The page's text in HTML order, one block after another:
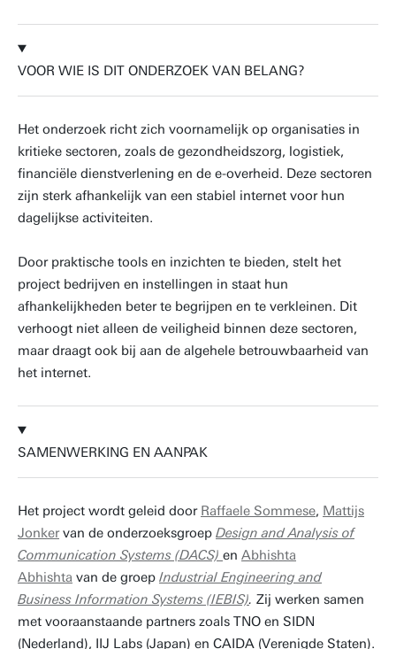
VOOR WIE IS DIT ONDERZOEK VAN BELANG?
Het onderzoek richt zich voornamelijk op organisaties in
kritieke sectoren, zoals de gezondheidszorg, logistiek,
financiële dienstverlening en de e-overheid. Deze sectoren
zijn sterk afhankelijk van een stabiel internet voor hun
dagelijkse activiteiten.
Door praktische tools en inzichten te bieden, stelt het
project bedrijven en instellingen in staat hun
afhankelijkheden beter te begrijpen en te verkleinen. Dit
verhoogt niet alleen de veiligheid binnen deze sectoren,
maar draagt ook bij aan de algehele betrouwbaarheid van
het internet.
SAMENWERKING EN AANPAK
Het project wordt geleid door Raffaele Sommese, Mattijs
Jonkervan de onderzoeksgroep Design and Analysis of
Communication Systems (DACS) en Abhishta
Abhishta van de groep Industrial Engineering and
Business Information Systems (IEBIS). Zij werken samen
met vooraanstaande partners zoals TNO en SIDN
(Nederland), IIJ Labs (Japan) en CAIDA (Verenigde Staten).